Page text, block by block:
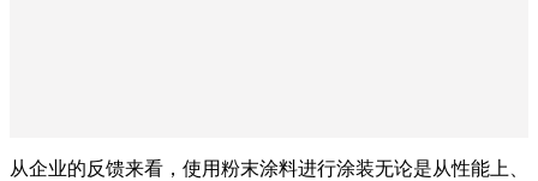
从企业的反馈来看，使用粉末涂料进行涂装无论是从性能上、